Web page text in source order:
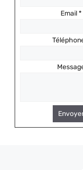
Email*